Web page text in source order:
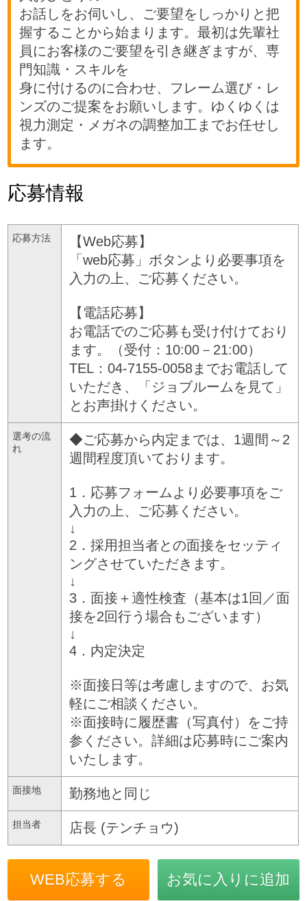
お話しをお伺いし、ご要望をしっかりと把
握することから始まります。最初は先輩社
員にお客様のご要望を引き継ぎますが、専
門知識・スキルを
身に付けるのに合わせ、フレーム選び・レ
ンズのご提案をお願いします。ゆくゆくは
視力測定・メガネの調整加工までお任せし
ます。
応募情報
応募方法
【Web応募】
「web応募」ボタンより必要事項を
入力の上、ご応募ください。
【電話応募】
お電話でのご応募も受け付けており
ます。（受付：10:00－21:00）
TEL：04-7155-0058までお電話して
いただき、「ジョブルームを見て」
とお声掛けください。
選考の流
れ
◆ご応募から内定までは、1週間～2
週間程度頂いております。
1．応募フォームより必要事項をご
入力の上、ご応募ください。
↓
2．採用担当者との面接をセッティ
ングさせていただきます。
↓
3．面接＋適性検査（基本は1回／面
接を2回行う場合もございます）
↓
4．内定決定
※面接日等は考慮しますので、お気
軽にご相談ください。
※面接時に履歴書（写真付）をご持
参ください。詳細は応募時にご案内
いたします。
面接地 勤務地と同じ
担当者 店長 (テンチョウ)
WEB応募する お気に入りに追加